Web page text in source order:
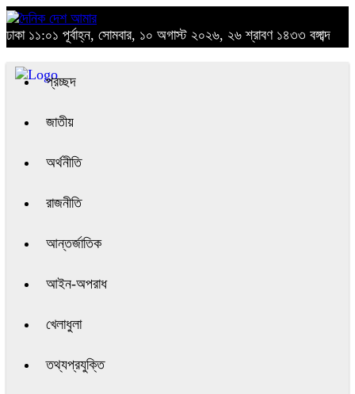
ঢাকা ১১:০১ পূর্বাহ্ন, সোমবার, ১০ অগাস্ট ২০২৬, ২৬ শ্রাবণ ১৪৩৩ বঙ্গাব্দ
প্রচ্ছদ
জাতীয়
অর্থনীতি
রাজনীতি
আন্তর্জাতিক
আইন-অপরাধ
খেলাধুলা
তথ্যপ্রযুক্তি